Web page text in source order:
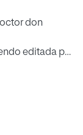
don
editada por
«Resumen
de alumnos